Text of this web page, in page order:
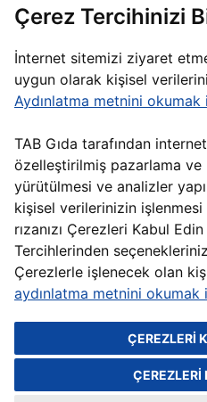
Çerez Tercihinizi
İnternet sitemizi ziyaret
uygun olarak kişisel
Aydınlatma metnini okumak
TAB Gıda tarafından
özelleştirilmiş pazarlama ve
yürütülmesi ve analizler
kişisel verilerinizin işlenmesi
rızanızı Çerezleri Kabul
Tercihlerinden
Çerezlerle işlenecek olan
aydınlatma metnini okumak
ÇEREZLERİ
ÇEREZLERİ
BİZE
WEB SİTESİ AYDINLATMA METNİ
TM & © 2026 Burger King Corporation.
Corporation, Burger King markası ve
TM & © 2026 Popeyes Louisiana
hakları saklıdır. Popeyes Louisiana
ambleminin tek hak sahibidir.
TM & © 2026 Arby’s IP Holder, LLC.
LLC. Arby’s markası ve ambleminin
SUBWAY®, Subway IP LLC. şirketinin
Subway IP LLC.
TM & © 2026 Sbarro, LLC. Tüm hakları
Sbarro markası ve ambleminin tek
TAB Gıda, Usta Dönerci markası ve
TAB Gıda, Usta Pideci® marka isminin